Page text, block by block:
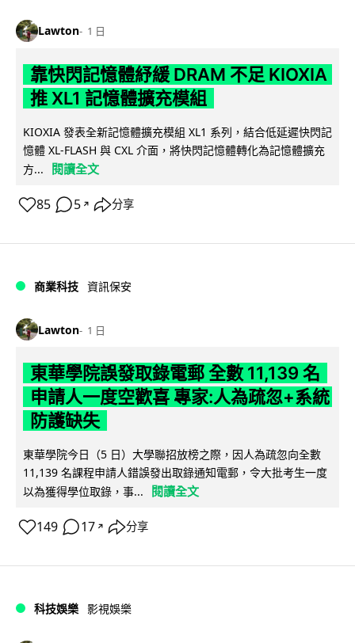
Lawton 1 日
靠快閃記憶體紓緩 DRAM 不足 KIOXIA
推 XL1 記憶體擴充模組
KIOXIA 發表全新記憶體擴充模組 XL1 系列，結合低延遲快閃記
憶體 XL-FLASH 與 CXL 介面，將快閃記憶體轉化為記憶體擴充
方...
閱讀全文
85 5 ↗ 分享
商業科技 資訊保安
Lawton 1 日
東華學院誤發取錄電郵 全數 11,139 名
申請人一度空歡喜 專家:人為疏忽+系統
防護缺失
東華學院今日（5 日）大學聯招放榜之際，因人為疏忽向全數
11,139 名課程申請人錯誤發出取錄通知電郵，令大批考生一度
以為獲得學位取錄，事...
閱讀全文
149 17 ↗ 分享
科技娛樂 影視娛樂